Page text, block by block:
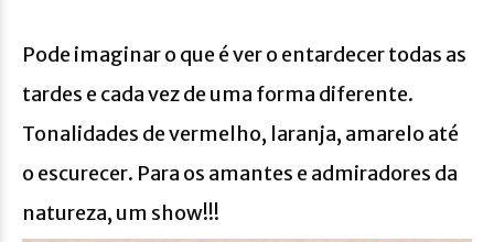
Pode imaginar o que é ver o entardecer todas as
tardes e cada vez de uma forma diferente.
Tonalidades de vermelho, laranja, amarelo até
o escurecer. Para os amantes e admiradores da
natureza, um show!!!